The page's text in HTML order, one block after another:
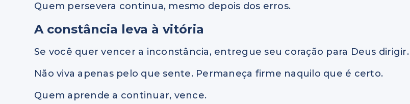
Quem persevera continua, mesmo depois dos erros.
A constância leva à vitória
Se você quer vencer a inconstância, entregue seu coração para Deus dirigir.
Não viva apenas pelo que sente. Permaneça firme naquilo que é certo.
Quem aprende a continuar, vence.